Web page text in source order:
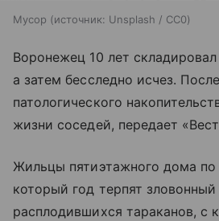
Мусор источник: Unsplash / CC0
Воронежец 10 лет
а затем бесследно исчез.
патологического
жизни соседей, передает
Жильцы пятиэтажного дома
который год терпят зловонный
расплодившихся тараканов, с